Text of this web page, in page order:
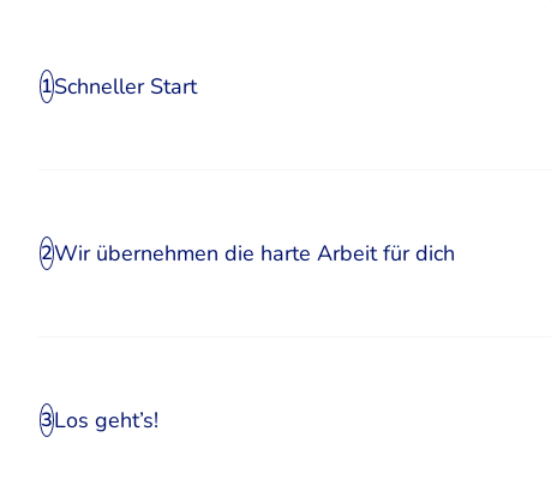
1Schneller Start
2Wir übernehmen die harte Arbeit für dich
3Los geht’s!